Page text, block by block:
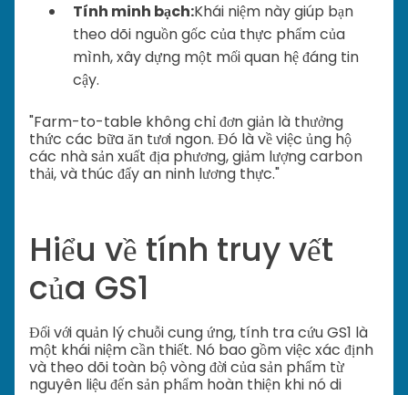
Tính minh bạch:Khái niệm này giúp bạn
theo dõi nguồn gốc của thực phẩm của
mình, xây dựng một mối quan hệ đáng tin
cậy.
"Farm-to-table không chỉ đơn giản là thưởng
thức các bữa ăn tươi ngon. Đó là về việc ủng hộ
các nhà sản xuất địa phương, giảm lượng carbon
thải, và thúc đẩy an ninh lương thực."
Hiểu về tính truy vết
của GS1
Đối với quản lý chuỗi cung ứng, tính tra cứu GS1 là
một khái niệm cần thiết. Nó bao gồm việc xác định
và theo dõi toàn bộ vòng đời của sản phẩm từ
nguyên liệu đến sản phẩm hoàn thiện khi nó di